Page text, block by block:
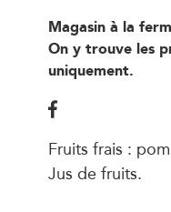
Magasin à la
On y trouve les
uniquement.
Fruits frais :
Jus de fruits.